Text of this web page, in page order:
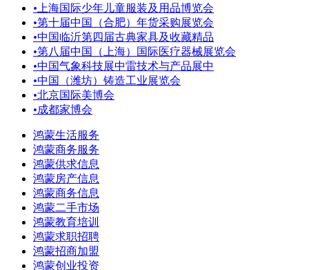
• 上海国际少年儿童服装及用品博览会
•第十届中国（合肥）年货采购展览会
•中国临沂第四届古典家具及收藏精品
•第八届中国（上海）国际医疗器械展览会
•中国气象科技展中雷技术与产品展中
•中国（潍坊）铸造工业展览会
•北京国际美博会
•成都家博会
鸿蒙生活服务
鸿蒙商务服务
鸿蒙供求信息
鸿蒙房产信息
鸿蒙商务信息
鸿蒙二手市场
鸿蒙教育培训
鸿蒙求职招聘
鸿蒙招商加盟
鸿蒙创业投资